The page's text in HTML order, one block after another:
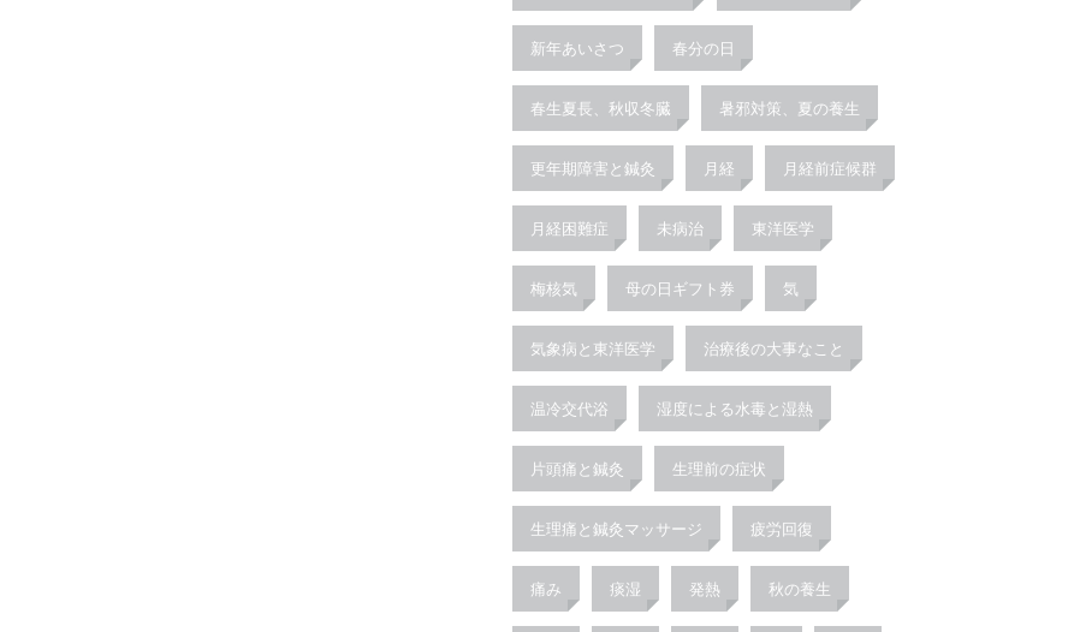
新年あいさつ 春分の日
春生夏長、秋収冬臓 暑邪対策、夏の養生
更年期障害と鍼灸 月経 月経前症候群
月経困難症 未病治 東洋医学
梅核気 母の日ギフト券 気
気象病と東洋医学 治療後の大事なこと
温冷交代浴 湿度による水毒と湿熱
片頭痛と鍼灸 生理前の症状
生理痛と鍼灸マッサージ 疲労回復
痛み 痰湿 発熱 秋の養生